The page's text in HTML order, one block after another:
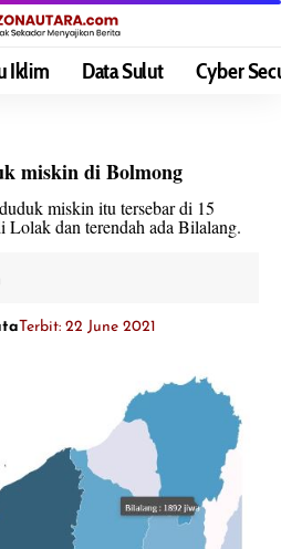
Iklim Data Sulut Cyber
miskin di Bolmong
miskin itu tersebar di 15
Lolak dan terendah ada Bilalang.
Terbit: 22 June 2021